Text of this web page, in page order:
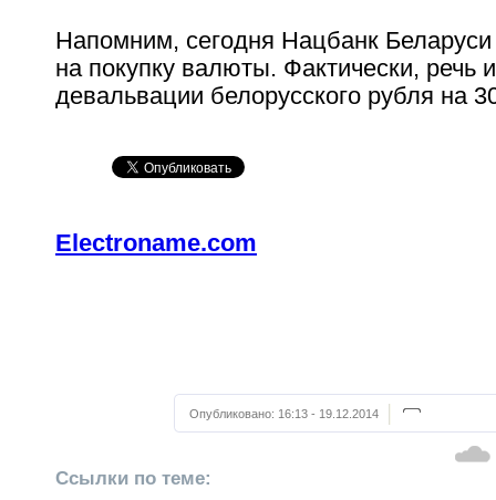
Напомним, сегодня Нацбанк
на покупку валюты. Фактически, речь
девальвации белорусского рубля на
Electroname.com
Опубликовано: 16:13 - 19.12.2014
Ссылки по теме: